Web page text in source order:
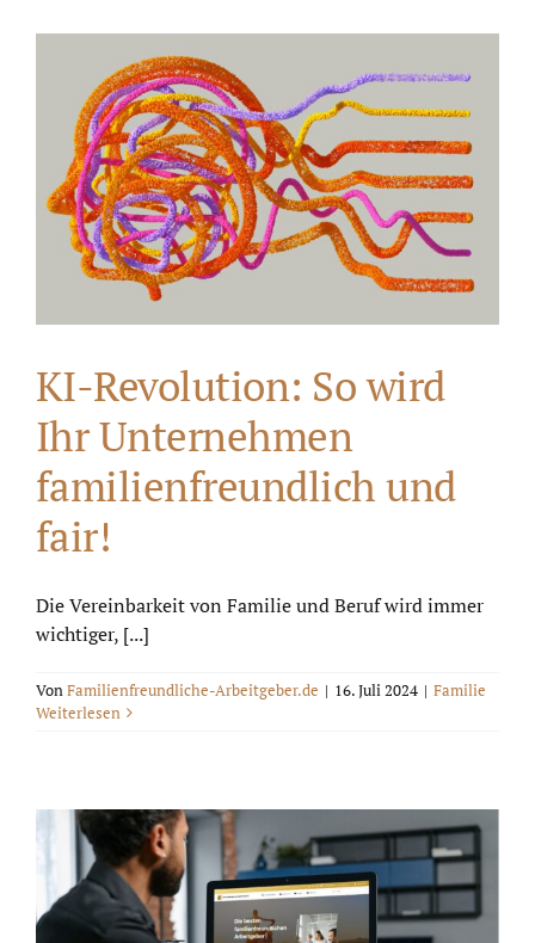
KI-Revolution: So wird
Ihr Unternehmen
familienfreundlich und
fair!
Die Vereinbarkeit von Familie und Beruf wird immer
wichtiger, [...]
VonFamilienfreundliche-Arbeitgeber.de | 16. Juli 2024 | Familie
Weiterlesen